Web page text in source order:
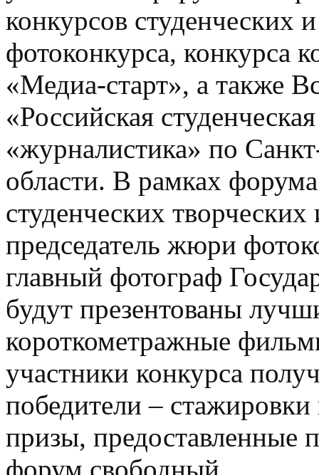
конкурсов
фотоконкурса, конкурса
«Медиа-старт», а также
«Российская
«журналистика» по
области. В рамках
студенческих
председатель жюри
главный фотограф
будут презентованы
короткометражные
участники конкурса
победители –
призы, предоставленные